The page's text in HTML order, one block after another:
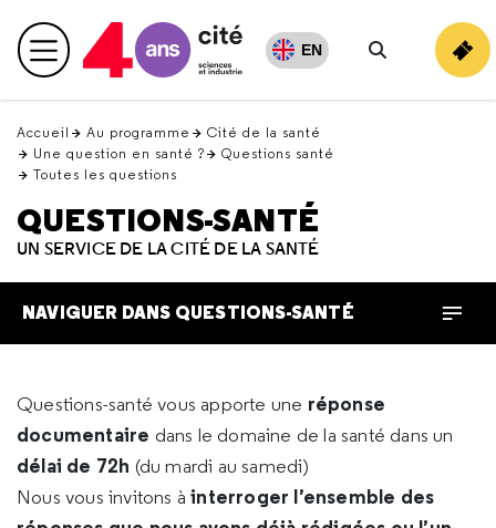
en
haut Menu principal EN
Rechercher
Accueil Au programme
Cité de la santé
Une question en santé ?
Questions santé
Toutes les questions
QUESTIONS-SANTÉ
UN SERVICE DE LA CITÉ DE LA SANTÉ
NAVIGUER DANS QUESTIONS-SANTÉ
Questions-santé vous apporte une réponse
documentaire dans le domaine de la santé dans un
délai de 72h (du mardi au samedi)
Nous vous invitons àinterroger l’ensemble des